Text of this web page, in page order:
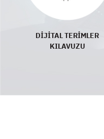
DİJİTAL TERİMLER
KILAVUZU